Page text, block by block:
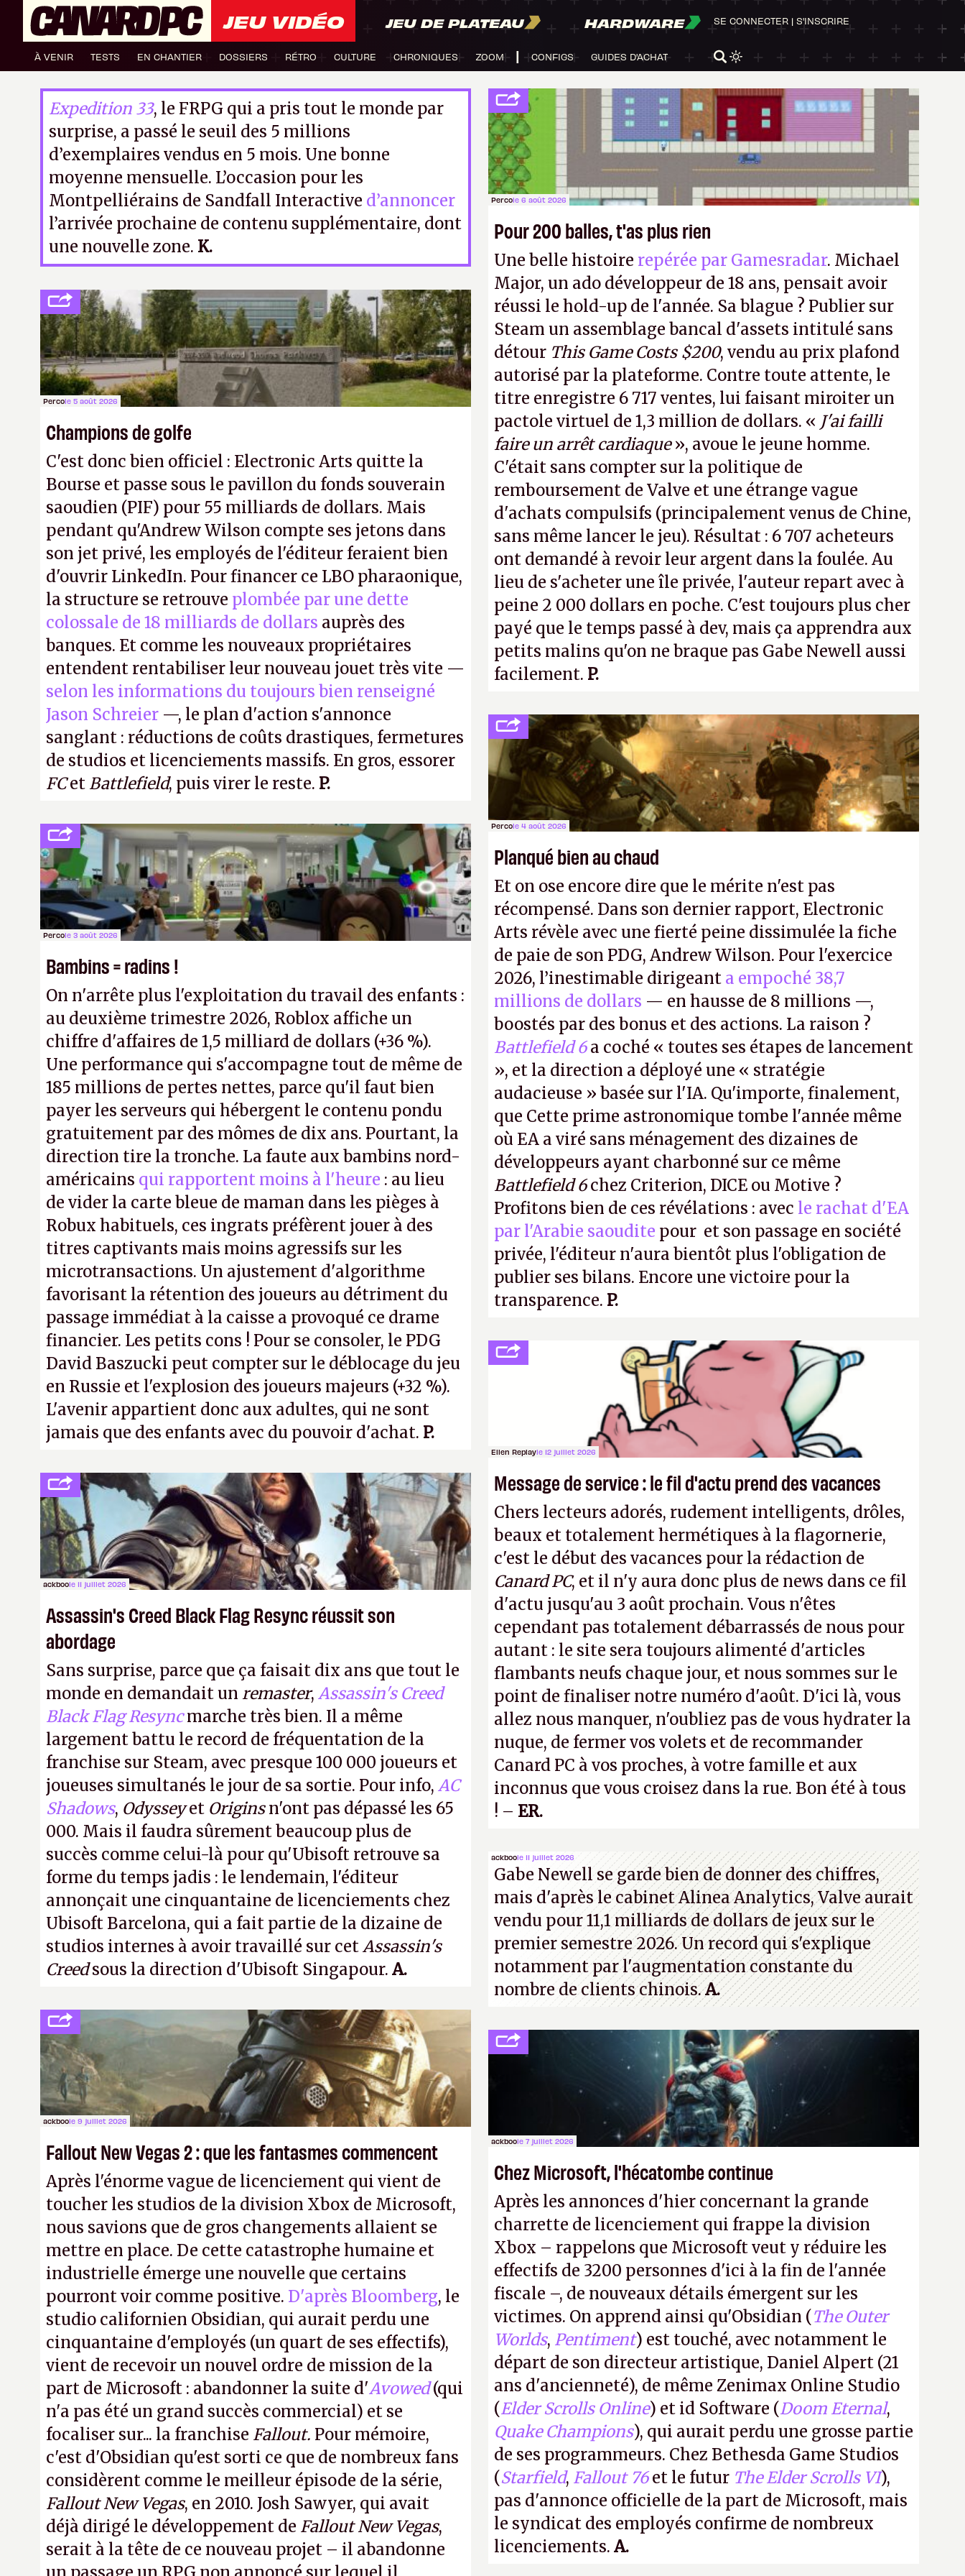
JEU VIDÉO JEU DE PLATEAU HARDWARE
À VENIR TESTS EN CHANTIER DOSSIERS RÉTRO CULTURE CHRONIQUES ZOOM CONFIGS GUIDES D'ACHAT
SE CONNECTER | S'INSCRIRE
Expedition 33, le FRPG qui a pris tout le monde par
surprise, a passé le seuil des 5 millions
d’exemplaires vendus en 5 mois. Une bonne
moyenne mensuelle. L’occasion pour les
Montpelliérains de Sandfall Interactive d’annoncer
l’arrivée prochaine de contenu supplémentaire, dont
une nouvelle zone. K.
Percole 6 août 2026
Pour 200 balles, t'as plus rien
Une belle histoire repérée par Gamesradar. Michael
Major, un ado développeur de 18 ans, pensait avoir
réussi le hold-up de l'année. Sa blague ? Publier sur
Steam un assemblage bancal d'assets intitulé sans
détour This Game Costs $200, vendu au prix plafond
autorisé par la plateforme. Contre toute attente, le
titre enregistre 6 717 ventes, lui faisant miroiter un
pactole virtuel de 1,3 million de dollars. « J'ai failli
faire un arrêt cardiaque», avoue le jeune homme.
C'était sans compter sur la politique de
remboursement de Valve et une étrange vague
d'achats compulsifs (principalement venus de Chine,
sans même lancer le jeu). Résultat : 6 707 acheteurs
ont demandé à revoir leur argent dans la foulée. Au
lieu de s'acheter une île privée, l'auteur repart avec à
peine 2 000 dollars en poche. C'est toujours plus cher
payé que le temps passé à dev, mais ça apprendra aux
petits malins qu'on ne braque pas Gabe Newell aussi
facilement. P.
Percole 5 août 2026
Champions de golfe
C'est donc bien officiel : Electronic Arts quitte la
Bourse et passe sous le pavillon du fonds souverain
saoudien (PIF) pour 55 milliards de dollars. Mais
pendant qu'Andrew Wilson compte ses jetons dans
son jet privé, les employés de l'éditeur feraient bien
d'ouvrir LinkedIn. Pour financer ce LBO pharaonique,
la structure se retrouve plombée par une dette
colossale de 18 milliards de dollars auprès des
banques. Et comme les nouveaux propriétaires
entendent rentabiliser leur nouveau jouet très vite —
selon les informations du toujours bien renseigné
Jason Schreier —, le plan d'action s'annonce
sanglant : réductions de coûts drastiques, fermetures
de studios et licenciements massifs. En gros, essorer
FCet Battlefield, puis virer le reste. P.
Percole 4 août 2026
Planqué bien au chaud
Et on ose encore dire que le mérite n'est pas
récompensé. Dans son dernier rapport, Electronic
Arts révèle avec une fierté peine dissimulée la fiche
de paie de son PDG, Andrew Wilson. Pour l'exercice
2026, l’inestimable dirigeant a empoché 38,7
millions de dollars — en hausse de 8 millions —,
boostés par des bonus et des actions. La raison ?
Battlefield 6a coché « toutes ses étapes de lancement
», et la direction a déployé une « stratégie
audacieuse » basée sur l'IA. Qu'importe, finalement,
que Cette prime astronomique tombe l'année même
où EA a viré sans ménagement des dizaines de
développeurs ayant charbonné sur ce même
Battlefield 6chez Criterion, DICE ou Motive ?
Profitons bien de ces révélations : avec le rachat d'EA
par l'Arabie saoudite pour et son passage en société
privée, l'éditeur n'aura bientôt plus l'obligation de
publier ses bilans. Encore une victoire pour la
transparence. P.
Percole 3 août 2026
Bambins = radins !
On n'arrête plus l'exploitation du travail des enfants :
au deuxième trimestre 2026, Roblox affiche un
chiffre d'affaires de 1,5 milliard de dollars (+36 %).
Une performance qui s'accompagne tout de même de
185 millions de pertes nettes, parce qu'il faut bien
payer les serveurs qui hébergent le contenu pondu
gratuitement par des mômes de dix ans. Pourtant, la
direction tire la tronche. La faute aux bambins nord-
américains qui rapportent moins à l'heure : au lieu
de vider la carte bleue de maman dans les pièges à
Robux habituels, ces ingrats préfèrent jouer à des
titres captivants mais moins agressifs sur les
microtransactions. Un ajustement d'algorithme
favorisant la rétention des joueurs au détriment du
passage immédiat à la caisse a provoqué ce drame
financier. Les petits cons ! Pour se consoler, le PDG
David Baszucki peut compter sur le déblocage du jeu
en Russie et l'explosion des joueurs majeurs (+32 %).
L'avenir appartient donc aux adultes, qui ne sont
jamais que des enfants avec du pouvoir d'achat. P.
Ellen Replayle 12 juillet 2026
Message de service : le fil d'actu prend des vacances
Chers lecteurs adorés, rudement intelligents, drôles,
beaux et totalement hermétiques à la flagornerie,
c'est le début des vacances pour la rédaction de
Canard PC, et il n'y aura donc plus de news dans ce fil
d'actu jusqu'au 3 août prochain. Vous n'êtes
cependant pas totalement débarrassés de nous pour
autant : le site sera toujours alimenté d'articles
flambants neufs chaque jour, et nous sommes sur le
point de finaliser notre numéro d'août. D'ici là, vous
allez nous manquer, n'oubliez pas de vous hydrater la
nuque, de fermer vos volets et de recommander
Canard PC à vos proches, à votre famille et aux
inconnus que vous croisez dans la rue. Bon été à tous
! – ER.
ackboole 11 juillet 2026
Assassin's Creed Black Flag Resync réussit son
abordage
Sans surprise, parce que ça faisait dix ans que tout le
monde en demandait un remaster, Assassin's Creed
Black Flag Resyncmarche très bien. Il a même
largement battu le record de fréquentation de la
franchise sur Steam, avec presque 100 000 joueurs et
joueuses simultanés le jour de sa sortie. Pour info, AC
Shadows, Odysseyet Originsn'ont pas dépassé les 65
000. Mais il faudra sûrement beaucoup plus de
succès comme celui-là pour qu'Ubisoft retrouve sa
forme du temps jadis : le lendemain, l'éditeur
annonçait une cinquantaine de licenciements chez
Ubisoft Barcelona, qui a fait partie de la dizaine de
studios internes à avoir travaillé sur cetAssassin's
Creedsous la direction d'Ubisoft Singapour. A.
ackboole 11 juillet 2026
Gabe Newell se garde bien de donner des chiffres,
mais d'après le cabinet Alinea Analytics, Valve aurait
vendu pour 11,1 milliards de dollars de jeux sur le
premier semestre 2026. Un record qui s'explique
notamment par l'augmentation constante du
nombre de clients chinois.A.
ackboole 9 juillet 2026
Fallout New Vegas 2 : que les fantasmes commencent
Après l'énorme vague de licenciement qui vient de
toucher les studios de la division Xbox de Microsoft,
nous savions que de gros changements allaient se
mettre en place. De cette catastrophe humaine et
industrielle émerge une nouvelle que certains
pourront voir comme positive. D'après Bloomberg, le
studio californien Obsidian, qui aurait perdu une
cinquantaine d'employés (un quart de ses effectifs),
vient de recevoir un nouvel ordre de mission de la
part de Microsoft : abandonner la suite d'Avowed(qui
n'a pas été un grand succès commercial) et se
focaliser sur... la franchise Fallout. Pour mémoire,
c'est d'Obsidian qu'est sorti ce que de nombreux fans
considèrent comme le meilleur épisode de la série,
Fallout New Vegas, en 2010. Josh Sawyer, qui avait
déjà dirigé le développement de Fallout New Vegas,
serait à la tête de ce nouveau projet – il abandonne
ackboole 7 juillet 2026
Chez Microsoft, l'hécatombe continue
Après les annonces d'hier concernant la grande
charrette de licenciement qui frappe la division
Xbox – rappelons que Microsoft veut y réduire les
effectifs de 3200 personnes d'ici à la fin de l'année
fiscale –, de nouveaux détails émergent sur les
victimes. On apprend ainsi qu'Obsidian (The Outer
Worlds, Pentiment) est touché, avec notamment le
départ de son directeur artistique, Daniel Alpert (21
ans d'ancienneté), de même Zenimax Online Studio
(Elder Scrolls Online) et id Software (Doom Eternal,
Quake Champions), qui aurait perdu une grosse partie
de ses programmeurs. Chez Bethesda Game Studios
(Starfield, Fallout 76et le futur The Elder Scrolls VI),
pas d'annonce officielle de la part de Microsoft, mais
le syndicat des employés confirme de nombreux
licenciements. A.